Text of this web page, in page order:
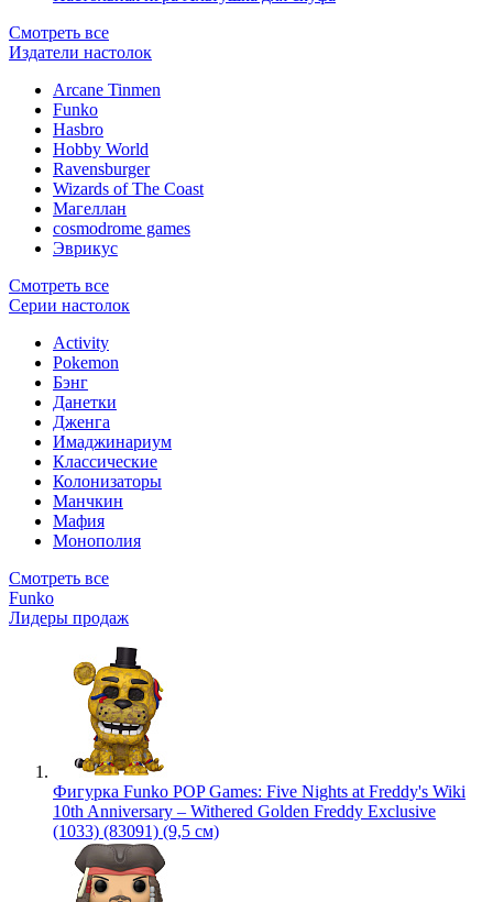
Смотреть все
Издатели настолок
Arcane Tinmen
Funko
Hasbro
Hobby World
Ravensburger
Wizards of The Coast
Магеллан
сosmodrome games
Эврикус
Смотреть все
Серии настолок
Activity
Pokemon
Бэнг
Данетки
Дженга
Имаджинариум
Классические
Колонизаторы
Манчкин
Мафия
Монополия
Смотреть все
Funko
Лидеры продаж
Фигурка Funko POP Games: Five Nights at Freddy's Wiki
10th Anniversary – Withered Golden Freddy Exclusive
(1033) (83091) (9,5 см)